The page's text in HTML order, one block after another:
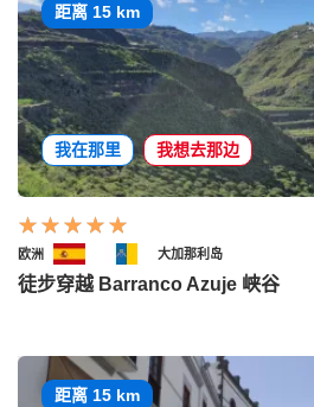
距离 15 km
我在那里 我想去那边
欧洲 大加那利岛
徒步穿越 Barranco Azuje 峡谷
距离 15 km